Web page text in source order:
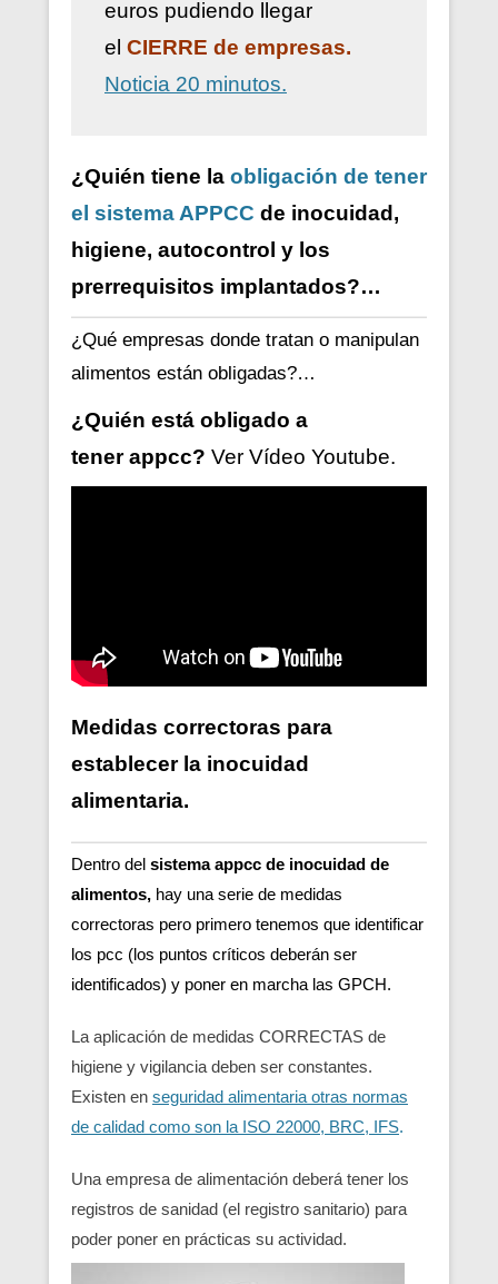
euros pudiendo llegar
el CIERRE de empresas.
Noticia 20 minutos.
¿Quién tiene la obligación de tener
el sistema APPCC de inocuidad,
higiene, autocontrol y los
prerrequisitos implantados?…
¿Qué empresas donde tratan o manipulan
alimentos están obligadas?…
¿Quién está obligado a
tenerappcc? Ver Vídeo Youtube.
Medidas correctoras para
establecer la inocuidad
alimentaria.
Dentro del sistema appcc de inocuidad de
alimentos, hay una serie de medidas
correctoras pero primero tenemos que identificar
los pcc (los puntos críticos deberán ser
identificados) y poner en marcha las GPCH.
La aplicación de medidas CORRECTAS de
higiene y vigilancia deben ser constantes.
Existen en seguridad alimentaria otras normas
de calidad como son la ISO 22000, BRC, IFS.
Una empresa de alimentación deberá tener los
registros de sanidad (el registro sanitario) para
poder poner en prácticas su actividad.